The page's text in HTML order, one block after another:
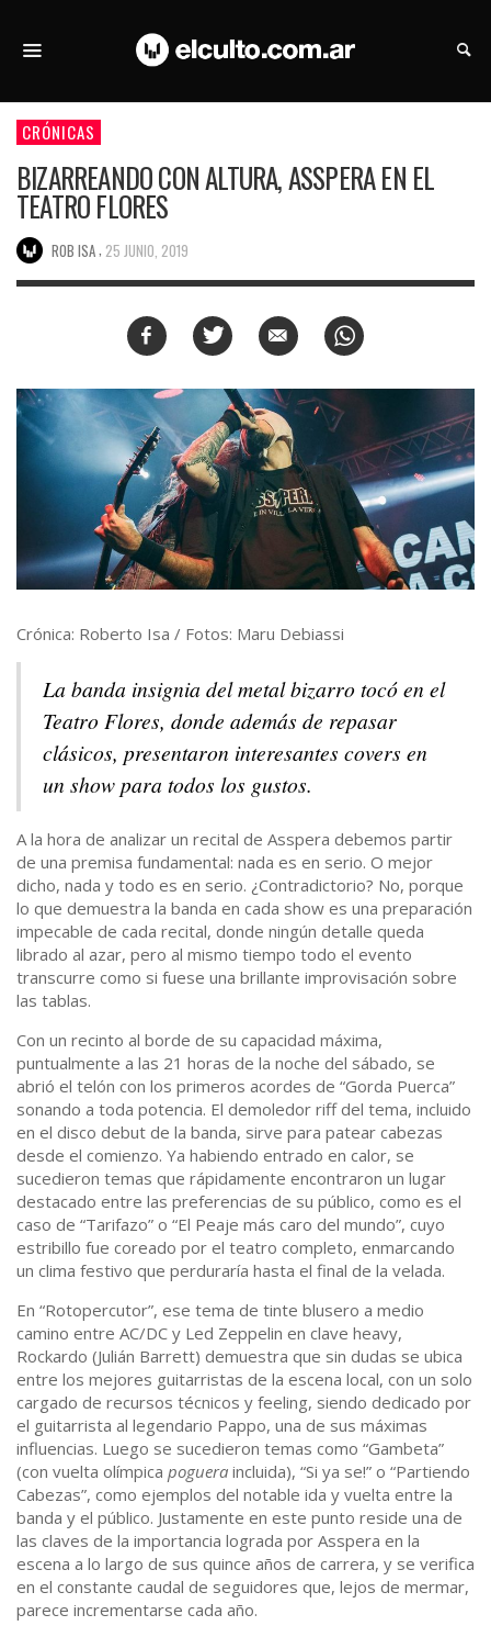
CRÓNICAS
BIZARREANDO CON ALTURA, ASSPERA EN EL
TEATRO FLORES
ROB ISA 25 JUNIO, 2019
Crónica: Roberto Isa / Fotos: Maru Debiassi
La banda insignia del metal bizarro tocó en el
Teatro Flores, donde además de repasar
clásicos, presentaron interesantes covers en
un show para todos los gustos.
A la hora de analizar un recital de Asspera debemos partir
de una premisa fundamental: nada es en serio. O mejor
dicho, nada y todo es en serio. ¿Contradictorio? No, porque
lo que demuestra la banda en cada show es una preparación
impecable de cada recital, donde ningún detalle queda
librado al azar, pero al mismo tiempo todo el evento
transcurre como si fuese una brillante improvisación sobre
las tablas.
Con un recinto al borde de su capacidad máxima,
puntualmente a las 21 horas de la noche del sábado, se
abrió el telón con los primeros acordes de “Gorda Puerca”
sonando a toda potencia. El demoledor riff del tema, incluido
en el disco debut de la banda, sirve para patear cabezas
desde el comienzo. Ya habiendo entrado en calor, se
sucedieron temas que rápidamente encontraron un lugar
destacado entre las preferencias de su público, como es el
caso de “Tarifazo” o “El Peaje más caro del mundo”, cuyo
estribillo fue coreado por el teatro completo, enmarcando
un clima festivo que perduraría hasta el final de la velada.
En “Rotopercutor”, ese tema de tinte blusero a medio
camino entre AC/DC y Led Zeppelin en clave heavy,
Rockardo (Julián Barrett) demuestra que sin dudas se ubica
entre los mejores guitarristas de la escena local, con un solo
cargado de recursos técnicos y feeling, siendo dedicado por
el guitarrista al legendario Pappo, una de sus máximas
influencias. Luego se sucedieron temas como “Gambeta”
(con vuelta olímpica poguera incluida), “Si ya se!” o “Partiendo
Cabezas”, como ejemplos del notable ida y vuelta entre la
banda y el público. Justamente en este punto reside una de
las claves de la importancia lograda por Asspera en la
escena a lo largo de sus quince años de carrera, y se verifica
en el constante caudal de seguidores que, lejos de mermar,
parece incrementarse cada año.